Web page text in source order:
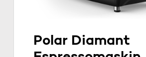
Polar Diamant